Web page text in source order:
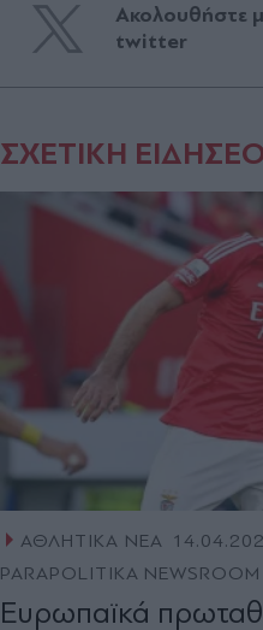
Ακολουθήστε
twitter
ΣΧΕΤΙΚΗ
ΑΘΛΗΤΙΚΑ ΝΕΑ
PARAPOLITIKA NEWSROOM
Ευρωπαϊκά